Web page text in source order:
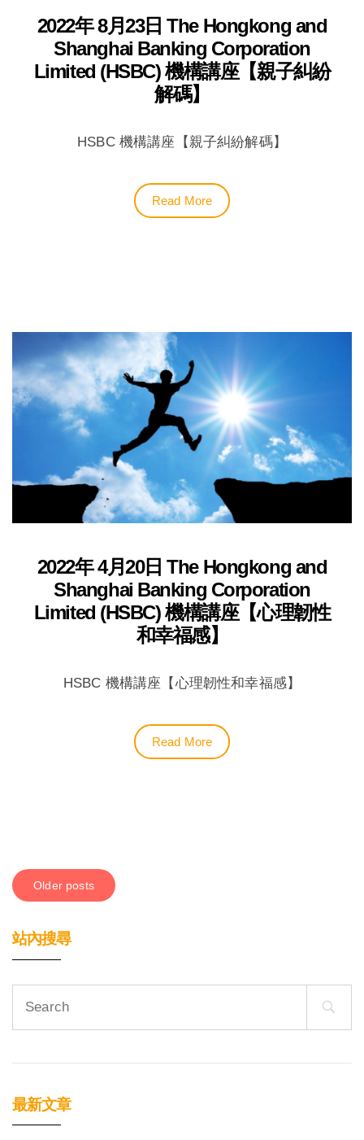
2022年 8月23日 The Hongkong and
Shanghai Banking Corporation
Limited (HSBC) 機構講座【親子糾紛
解碼】
HSBC 機構講座【親子糾紛解碼】
Read More
2022年 4月20日 The Hongkong and
Shanghai Banking Corporation
Limited (HSBC) 機構講座【心理韌性
和幸福感】
HSBC 機構講座【心理韌性和幸福感】
Read More
Posts
navigation
Older posts
站內搜尋
最新文章